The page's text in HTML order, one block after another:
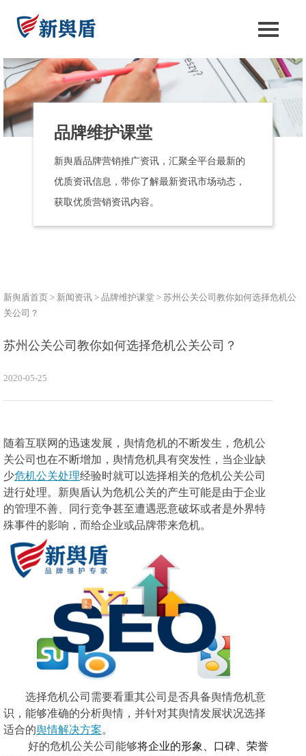
品牌维护课堂
新舆盾品牌营销推广资讯，汇聚全平台最新的
优质资讯信息，带你了解最新资讯市场动态，
获取优质营销资讯内容。
新舆盾首页 > 新闻资讯 > 品牌维护课堂 > 苏州公关公司教你如何选择危机公
关公司？
苏州公关公司教你如何选择危机公关公司？
2020-05-25
随着互联网的迅速发展，舆情危机的不断发生，危机公
关公司也在不断增加，舆情危机具有突发性，当企业缺
少危机公关处理经验时就可以选择相关的危机公关公司
进行处理。新舆盾认为危机公关的产生可能是由于企业
的管理不善、同行竞争甚至遭遇恶意破坏或者是外界特
殊事件的影响，而给企业或品牌带来危机。
选择危机公司需要看重其公司是否具备舆情危机意
识，能够准确的分析舆情，并针对其舆情发展状况选择
适合的舆情解决方案。
好的危机公关公司 能够将企业的形象、口碑、荣誉